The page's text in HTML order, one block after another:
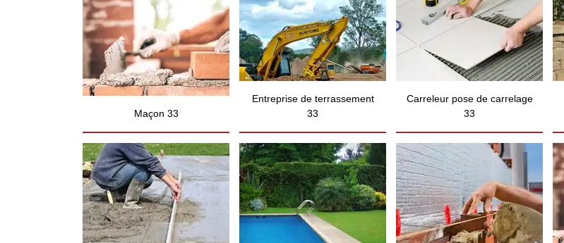
Maçon 33
Entreprise de terrassement
33
Carreleur pose de carrelage
33